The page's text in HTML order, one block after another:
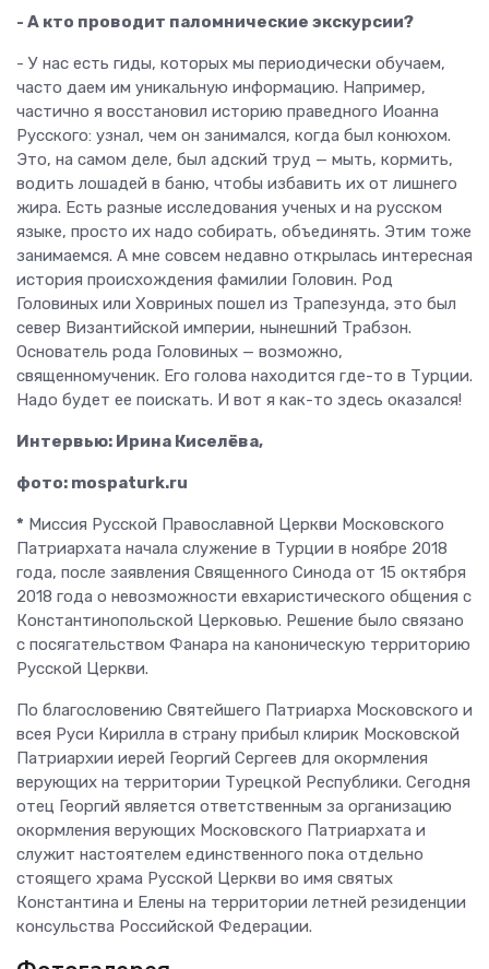
- А кто проводит паломнические экскурсии?
- У нас есть гиды, которых мы периодически обучаем,
часто даем им уникальную информацию. Например,
частично я восстановил историю праведного Иоанна
Русского: узнал, чем он занимался, когда был конюхом.
Это, на самом деле, был адский труд — мыть, кормить,
водить лошадей в баню, чтобы избавить их от лишнего
жира. Есть разные исследования ученых и на русском
языке, просто их надо собирать, объединять. Этим тоже
занимаемся. А мне совсем недавно открылась интересная
история происхождения фамилии Головин. Род
Головиных или Ховриных пошел из Трапезунда, это был
север Византийской империи, нынешний Трабзон.
Основатель рода Головиных — возможно,
священномученик. Его голова находится где-то в Турции.
Надо будет ее поискать. И вот я как-то здесь оказался!
Интервью: Ирина Киселёва,
фото: mospaturk.ru
* Миссия Русской Православной Церкви Московского
Патриархата начала служение в Турции в ноябре 2018
года, после заявления Священного Синода от 15 октября
2018 года о невозможности евхаристического общения с
Константинопольской Церковью. Решение было связано
с посягательством Фанара на каноническую территорию
Русской Церкви.
По благословению Святейшего Патриарха Московского и
всея Руси Кирилла в страну прибыл клирик Московской
Патриархии иерей Георгий Сергеев для окормления
верующих на территории Турецкой Республики. Сегодня
отец Георгий является ответственным за организацию
окормления верующих Московского Патриархата и
служит настоятелем единственного пока отдельно
стоящего храма Русской Церкви во имя святых
Константина и Елены на территории летней резиденции
консульства Российской Федерации.